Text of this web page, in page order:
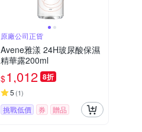
原廠公司正貨
Avene雅漾 24H玻尿酸保濕
精華露200ml
$1,012 8折
5 (1)
挑戰低價 券 贈品